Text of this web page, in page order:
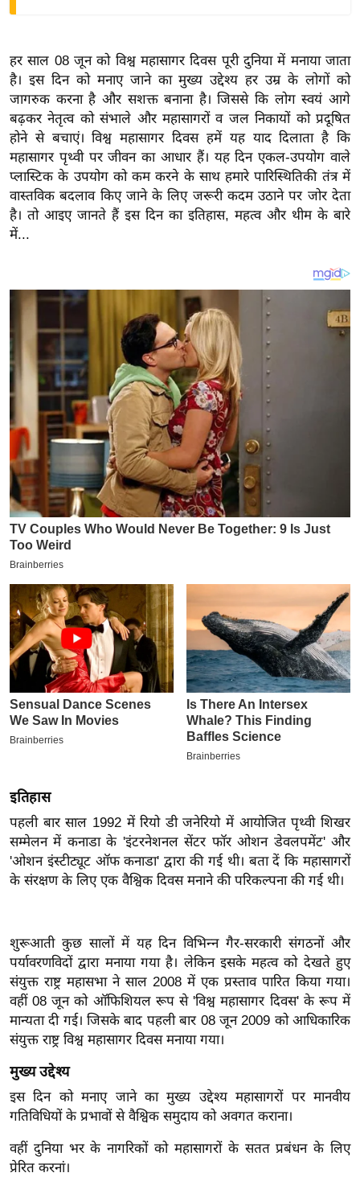
त
वि
शे
ष
ज्ञ
रा
य
ब
ज
खे
ल
के
ट
P
L
2
0
2
6
क्रा
इ
म
ई
-
पे
र
मि
सा
मि
सा
ल
य
त
यं
ग
इं
डि
या
सा
हि
त्य
ज
हर साल 08 जून को विश्व महासागर दिवस पूरी दुनिया में मनाया जाता
है। इस दिन को मनाए जाने का मुख्य उद्देश्य हर उम्र के लोगों को
जागरुक करना है और सशक्त बनाना है। जिससे कि लोग स्वयं आगे
बढ़कर नेतृत्व को संभाले और महासागरों व जल निकायों को प्रदूषित
होने से बचाएं। विश्व महासागर दिवस हमें यह याद दिलाता है कि
महासागर पृथ्वी पर जीवन का आधार हैं। यह दिन एकल-उपयोग वाले
प्लास्टिक के उपयोग को कम करने के साथ हमारे पारिस्थितिकी तंत्र में
वास्तविक बदलाव किए जाने के लिए जरूरी कदम उठाने पर जोर देता
है। तो आइए जानते हैं इस दिन का इतिहास, महत्व और थीम के बारे
में...
इतिहास
पहली बार साल 1992 में रियो डी जनेरियो में आयोजित पृथ्वी शिखर
सम्मेलन में कनाडा के 'इंटरनेशनल सेंटर फॉर ओशन डेवलपमेंट' और
'ओशन इंस्टीट्यूट ऑफ कनाडा' द्वारा की गई थी। बता दें कि महासागरों
के संरक्षण के लिए एक वैश्विक दिवस मनाने की परिकल्पना की गई थी।
शुरूआती कुछ सालों में यह दिन विभिन्न गैर-सरकारी संगठनों और
पर्यावरणविदों द्वारा मनाया गया है। लेकिन इसके महत्व को देखते हुए
संयुक्त राष्ट्र महासभा ने साल 2008 में एक प्रस्ताव पारित किया गया।
वहीं 08 जून को ऑफिशियल रूप से 'विश्व महासागर दिवस' के रूप में
मान्यता दी गई। जिसके बाद पहली बार 08 जून 2009 को आधिकारिक
संयुक्त राष्ट्र विश्व महासागर दिवस मनाया गया।
मुख्य उद्देश्य
इस दिन को मनाए जाने का मुख्य उद्देश्य महासागरों पर मानवीय
गतिविधियों के प्रभावों से वैश्विक समुदाय को अवगत कराना।
वहीं दुनिया भर के नागरिकों को महासागरों के सतत प्रबंधन के लिए
प्रेरित करनां।